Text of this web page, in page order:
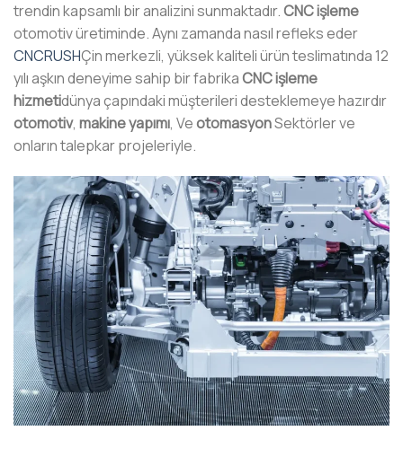
trendin kapsamlı bir analizini sunmaktadır.CNC işleme
otomotiv üretiminde. Aynı zamanda nasıl refleks eder
CNCRUSHÇin merkezli, yüksek kaliteli ürün teslimatında 12
yılı aşkın deneyime sahip bir fabrikaCNC işleme
hizmetidünya çapındaki müşterileri desteklemeye hazırdır
otomotiv, makine yapımı, VeotomasyonSektörler ve
onların talepkar projeleriyle.